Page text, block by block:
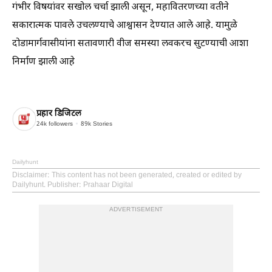
गंभीर विषयांवर सखोल चर्चा झाली असून, महावितरणच्या वतीने
सकारात्मक पावले उचलण्याचे आश्वासन देण्यात आले आहे. यामुळे
दोडामार्गवासीयांना सतावणारी वीज समस्या लवकरच सुटण्याची आशा
निर्माण झाली आहे
प्रहार डिजिटल
24k followers 89k Stories
Dailyhunt
Disclaimer: This content has not been generated, created or edited by
Dailyhunt. Publisher: Prahaar Digital
ADVERTISEMENT